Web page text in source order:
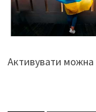
Активувати можна